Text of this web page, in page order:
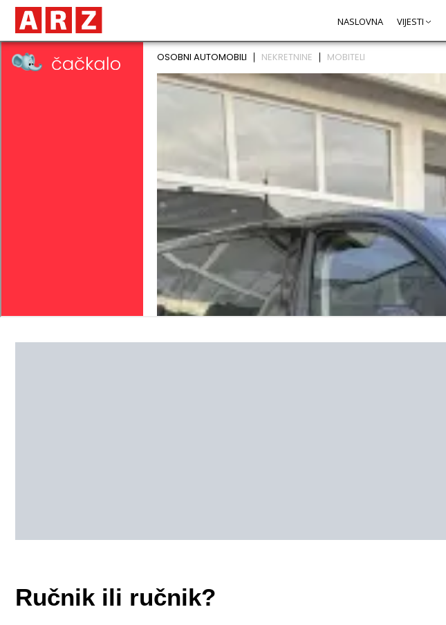
NASLOVNA VIJESTI
Ručnik ili ručnik?